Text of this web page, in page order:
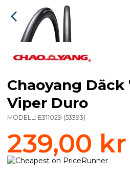
Chaoyang Däck
Viper Duro
MODELL: E311029 (53393)
239,00 kr